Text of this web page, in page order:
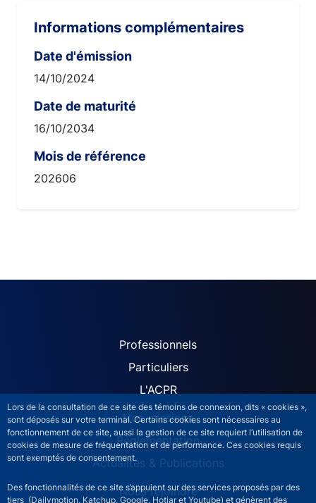
Lors de la consultation de ce site des témoins de connexion, dits « cookies »,
sont déposés sur votre terminal. Certains cookies sont nécessaires au
fonctionnement de ce site, aussi la gestion de ce site requiert l’utilisation de
cookies de mesure de fréquentation et de performance. Ces cookies requis
sont exemptés de consentement.
Des fonctionnalités de ce site s’appuient sur des services proposés par des
tiers (Dailymotion, Katchup, Google, Hotjar et Youtube) et génèrent des
Informations complémentaires
Date d'émission
14/10/2024
Date de maturité
16/10/2034
Mois de référence
202606
ACPR site navigation
Professionnels
Particuliers
L'ACPR
Nos missions
Réglementation
Actualités & Publications
Nous rejoindre